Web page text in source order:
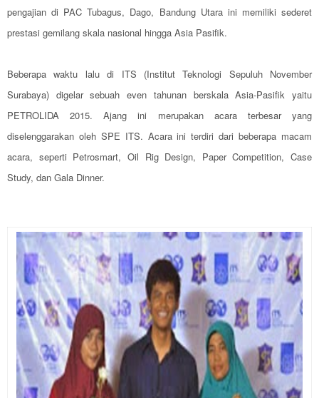
pengajian di PAC Tubagus, Dago, Bandung Utara ini memiliki sederet
prestasi gemilang skala nasional hingga Asia Pasifik.
Beberapa waktu lalu di ITS (Institut Teknologi Sepuluh November
Surabaya) digelar sebuah even tahunan berskala Asia-Pasifik yaitu
PETROLIDA 2015. Ajang ini merupakan acara terbesar yang
diselenggarakan oleh SPE ITS. Acara ini terdiri dari beberapa macam
acara, seperti Petrosmart, Oil Rig Design, Paper Competition, Case
Study, dan Gala Dinner.